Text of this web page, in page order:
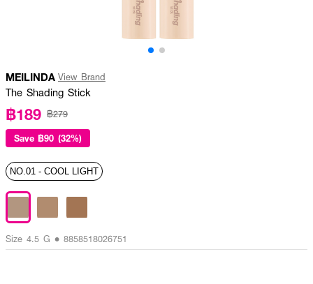
MEILINDA View Brand
The Shading Stick
฿189 ฿279
Save ฿90 (32%)
NO.01 - COOL LIGHT
Size 4.5 G • 8858518026751